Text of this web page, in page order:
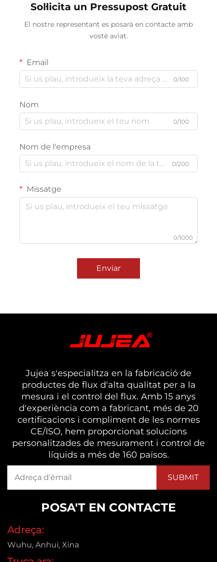
Sol·licita un Pressupost Gratuit
El nostre representant es posarà en contacte amb
vostè aviat.
Email
0/100
Nom
0/100
Nom de l'empresa
0/200
Missatge
0/1000
Enviar
Jujea s'especialitza en la fabricació de
productes de flux d'alta qualitat per a la
mesura i el control del flux. Amb 15 anys
d'experiència com a fabricant, més de 20
certificacions i compliment de les normes
CE/ISO, hem proporcionat solucions
personalitzades de mesurament i control de
líquids a més de 160 països.
POSA'T EN CONTACTE
Adreça:
Wuhu, Anhui, Xina